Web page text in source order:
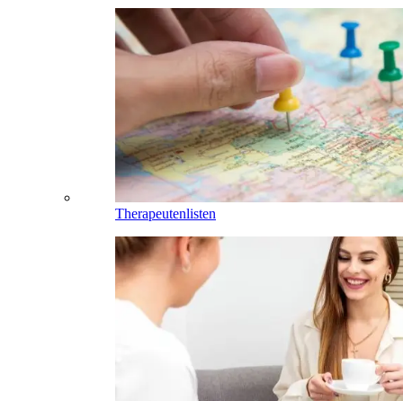
Therapeutenlisten